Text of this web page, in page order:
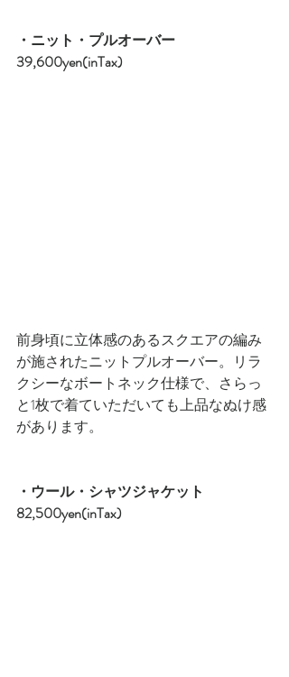
・ニット・プルオーバー
39,600yen(inTax)
前身頃に立体感のあるスクエアの編み
が施されたニットプルオーバー。リラ
クシーなボートネック仕様で、さらっ
と1枚で着ていただいても上品なぬけ感
があります。
・ウール・シャツジャケット
82,500yen(inTax)